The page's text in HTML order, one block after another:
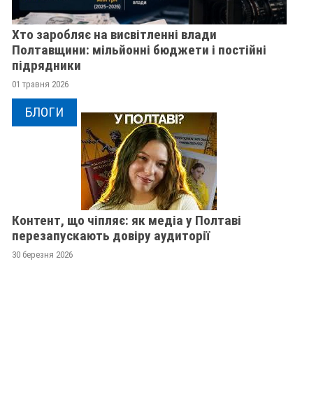
Хто заробляє на висвітленні влади
Полтавщини: мільйонні бюджети і постійні
підрядники
01 травня 2026
БЛОГИ
Контент, що чіпляє: як медіа у Полтаві
перезапускають довіру аудиторії
30 березня 2026